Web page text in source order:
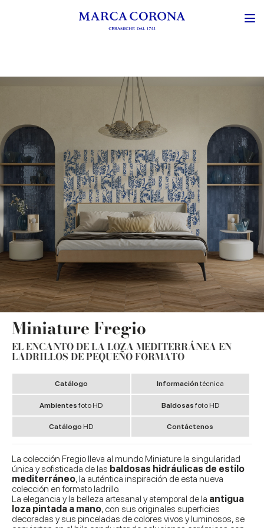
Miniature Fregio
EL ENCANTO DE LA LOZA MEDITERRÁNEA EN
LADRILLOS DE PEQUEÑO FORMATO
Catálogo Informacióntécnica
Ambientesfoto HD Baldosas foto HD
Catálogo HD Contáctenos
La colección Fregio lleva al mundo Miniature la singularidad
única y sofisticada de las baldosas hidráulicas de estilo
mediterráneo, la auténtica inspiración de esta nueva
colección en formato ladrillo.
La elegancia y la belleza artesanal y atemporal de la antigua
loza pintada a mano, con sus originales superficies
decoradas y sus pinceladas de colores vivos y luminosos, se